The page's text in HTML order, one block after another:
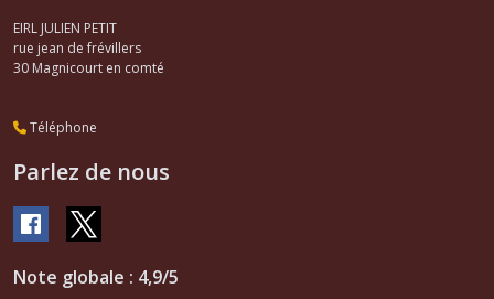
Joints
torique
,
moteur
(2)
les
EIRL JULIEN PETIT
rue jean de frévillers
30 Magnicourt en comté
Téléphone
Parlez de nous
Note globale : 4,9/5